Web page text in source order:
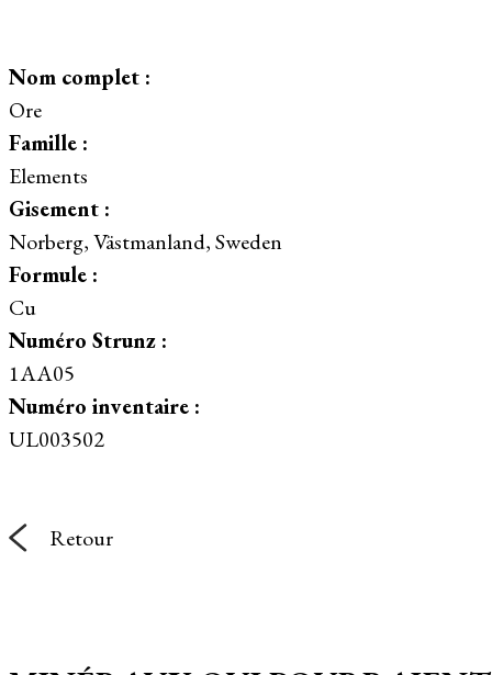
Nom complet :
Ore
Famille :
Elements
Gisement :
Norberg, Västmanland, Sweden
Formule :
Cu
Numéro Strunz :
1AA05
Numéro inventaire :
UL003502
Retour